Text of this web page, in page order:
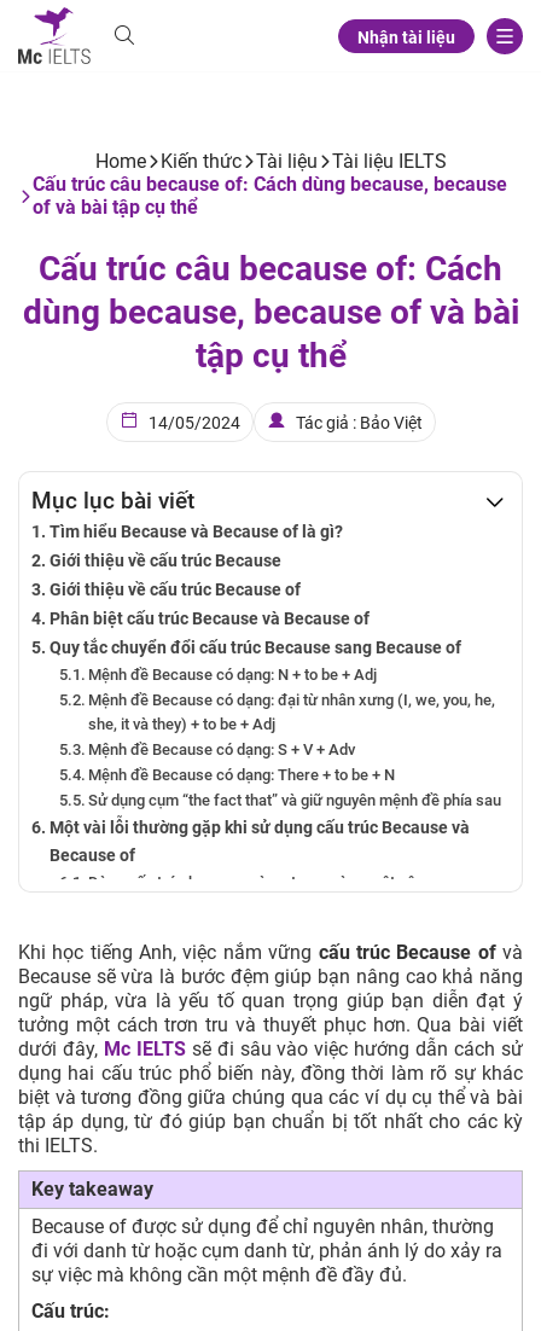
Nhận tài liệu
Home Kiến thức Tài liệu
Tài liệu IELTS
Cấu trúc câu because of: Cách dùng because, because
of và bài tập cụ thể
Cấu trúc câu because of: Cách
dùng because, because of và bài
tập cụ thể
14/05/2024 Tác giả : Bảo Việt
Mục lục bài viết
Tìm hiểu Because và Because of là gì?
Giới thiệu về cấu trúc Because
Giới thiệu về cấu trúc Because of
Phân biệt cấu trúc Because và Because of
Quy tắc chuyển đổi cấu trúc Because sang Because of
Mệnh đề Because có dạng: N + to be + Adj
Mệnh đề Because có dạng: đại từ nhân xưng (I, we, you, he,
she, it và they) + to be + Adj
Mệnh đề Because có dạng: S + V + Adv
Mệnh đề Because có dạng: There + to be + N
Sử dụng cụm “the fact that” và giữ nguyên mệnh đề phía sau
Một vài lỗi thường gặp khi sử dụng cấu trúc Because và
Because of
Dùng cấu trúc because và so trong cùng một câu
Sử dụng nhầm because of và because vào vị trí của nhau
Bài tập áp dụng cấu trúc Because và Because of
Khi học tiếng Anh, việc nắm vững cấu trúc Because ofvà
Because sẽ vừa là bước đệm giúp bạn nâng cao khả năng
ngữ pháp, vừa là yếu tố quan trọng giúp bạn diễn đạt ý
tưởng một cách trơn tru và thuyết phục hơn. Qua bài viết
dưới đây, Mc IELTSsẽ đi sâu vào việc hướng dẫn cách sử
dụng hai cấu trúc phổ biến này, đồng thời làm rõ sự khác
biệt và tương đồng giữa chúng qua các ví dụ cụ thể và bài
tập áp dụng, từ đó giúp bạn chuẩn bị tốt nhất cho các kỳ
thi IELTS.
Key takeaway
Because of được sử dụng để chỉ nguyên nhân, thường
đi với danh từ hoặc cụm danh từ, phản ánh lý do xảy ra
sự việc mà không cần một mệnh đề đầy đủ.
Cấu trúc: